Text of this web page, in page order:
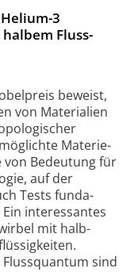
3
Fluss-
beweist,
von Materia­lien
Materie­
von Bedeutung für
auf der
Tests funda­
interes­santes
mit halb­
sind